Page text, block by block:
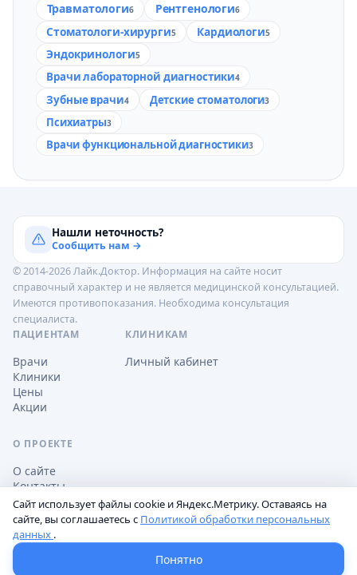
Травматологи6 Рентгенологи6
Стоматологи-хирурги5 Кардиологи5
Эндокринологи5
Врачи лабораторной диагностики4
Зубные врачи4 Детские стоматологи3
Психиатры3
Врачи функциональной диагностики3
Нашли неточность?
Сообщить нам →
© 2014-2026 Лайк.Доктор. Информация на сайте носит
справочный характер и не является медицинской консультацией.
Имеются противопоказания. Необходима консультация
специалиста.
ПАЦИЕНТАМ
Врачи
Клиники
Цены
Акции
КЛИНИКАМ
Личный кабинет
О ПРОЕКТЕ
О сайте
Контакты
Обработка персональных данных
Пользовательское соглашениеНастройки cookie
Сайт использует файлы cookie и Яндекс.Метрику. Оставаясь на
сайте, вы соглашаетесь с Политикой обработки персональных
данных .
Понятно